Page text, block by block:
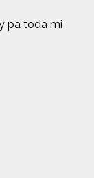
pa toda mi